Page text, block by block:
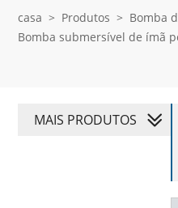
casa > Produtos > Bomba
Bomba submersível de ímã
MAIS PRODUTOS